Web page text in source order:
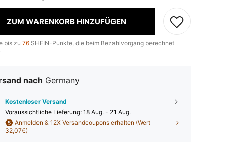
ZUM WARENKORB HINZUFÜGEN
bis zu 76 SHEIN-Punkte, die beim Bezahlvorgang berechnet
nach Germany
Kostenloser Versand
Voraussichtliche Lieferung: 18 Aug. - 21 Aug.
Anmelden & 12X Versandcoupons erhalten (Wert
32,07€)